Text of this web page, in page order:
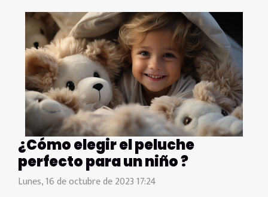
¿Cómo elegir el peluche
perfecto para un niño ?
Lunes, 16 de octubre de 2023 17:24